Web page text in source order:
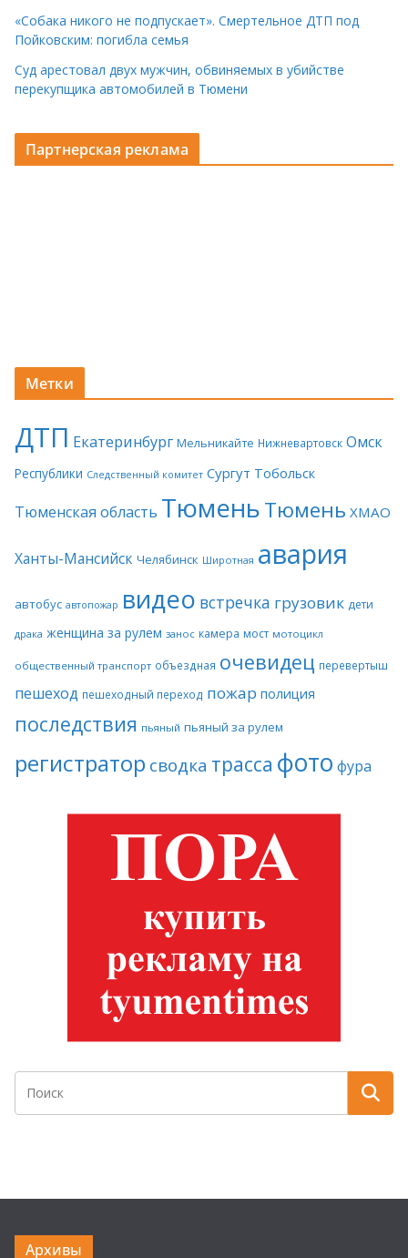
«Собака никого не подпускает». Смертельное ДТП под
Пойковским: погибла семья
Суд арестовал двух мужчин, обвиняемых в убийстве
перекупщика автомобилей в Тюмени
Партнерская реклама
Метки
ДТП Екатеринбург Мельникайте Нижневартовск Омск
Республики Следственный комитет Сургут Тобольск
Тюменская область ТюменьТюмень ХМАО
Ханты-Мансийск Челябинск Широтная авария
автобус автопожар видео встречка грузовик дети
драка женщина за рулем занос камера мост мотоцикл
общественный транспорт объездная очевидец перевертыш
пешеход пешеходный переход пожар полиция
последствия пьяный пьяный за рулем
регистратор сводка трасса фото фура
Архивы